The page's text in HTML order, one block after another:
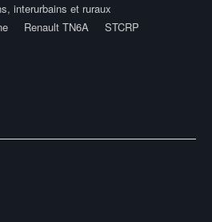
interurbains et ruraux
Renault TN6A
STCRP